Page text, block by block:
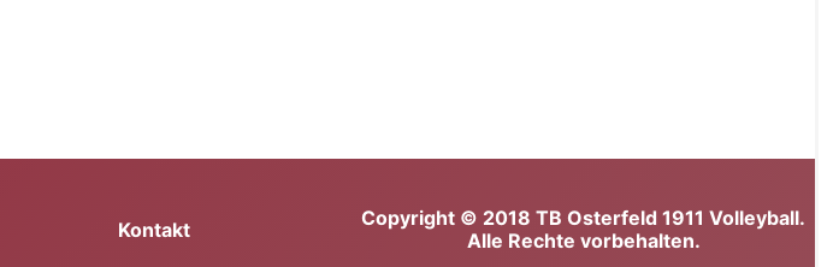
Kontakt
Copyright © 2018 TB Osterfeld 1911 Volleyball.
Alle Rechte vorbehalten.